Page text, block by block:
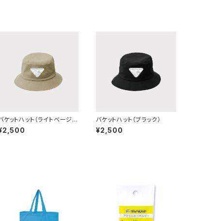
ケットハット（ライトベージ
）
バケットハット（ブラック）
¥2,500